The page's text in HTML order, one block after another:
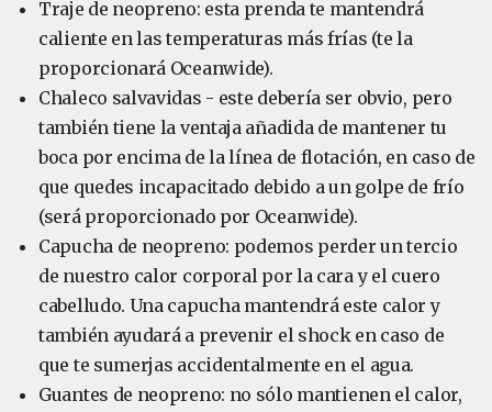
Traje de neopreno: esta prenda te mantendrá
caliente en las temperaturas más frías (te la
proporcionará Oceanwide).
Chaleco salvavidas - este debería ser obvio, pero
también tiene la ventaja añadida de mantener tu
boca por encima de la línea de flotación, en caso de
que quedes incapacitado debido a un golpe de frío
(será proporcionado por Oceanwide).
Capucha de neopreno: podemos perder un tercio
de nuestro calor corporal por la cara y el cuero
cabelludo. Una capucha mantendrá este calor y
también ayudará a prevenir el shock en caso de
que te sumerjas accidentalmente en el agua.
Guantes de neopreno: no sólo mantienen el calor,